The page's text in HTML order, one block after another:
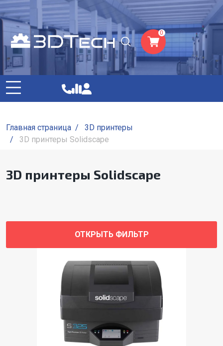
0
Главная страница /
3D принтеры
/
3D принтеры Solidscape
3D принтеры Solidscape
ОТКРЫТЬ ФИЛЬТР